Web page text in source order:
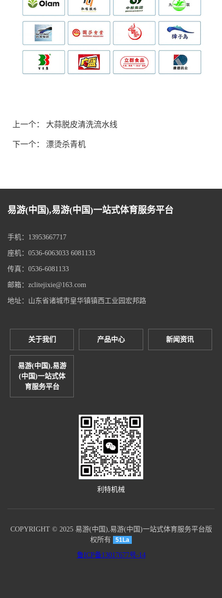
上一个： 大蒜脱皮清洗流水线
下一个： 漂烫杀青机
易游(中国),易游(中国)一站式体育服务平台
手机：13953667717
座机：0536-6063033 6081133
传真：0536-6081133
邮箱：zclitejixie@163.com
地址：山东省诸城市皇华镇镇西工业园宏邦路
关于我们 产品中心 新闻资讯
易游(中国),易游
(中国)一站式体
育服务平台
利特机械
COPYRIGHT © 2025 易游(中国),易游(中国)一站式体育服务平台版
权所有
51La
鲁ICP备13017677号-14